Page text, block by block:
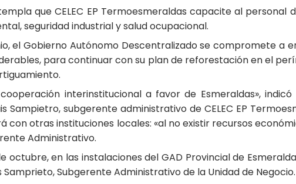
que CELEC EP Termoesmeraldas capacite al personal
seguridad industrial y salud ocupacional.
el Gobierno Autónomo Descentralizado se compromete a
para continuar con su plan de reforestación en el
interinstitucional a favor de Esmeraldas»,
Sampietro, subgerente administrativo de CELEC EP
con otras instituciones locales: «al no existir recursos
Administrativo.
octubre, en las instalaciones del GAD Provincial de
Samprieto, Subgerente Administrativo de la Unidad de Negocio.